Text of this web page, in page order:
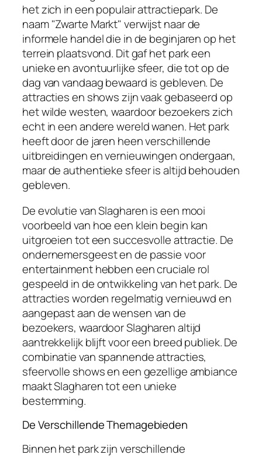
het zich in een populair attractiepark. De
naam "Zwarte Markt" verwijst naar de
informele handel die in de beginjaren op het
terrein plaatsvond. Dit gaf het park een
unieke en avontuurlijke sfeer, die tot op de
dag van vandaag bewaard is gebleven. De
attracties en shows zijn vaak gebaseerd op
het wilde westen, waardoor bezoekers zich
echt in een andere wereld wanen. Het park
heeft door de jaren heen verschillende
uitbreidingen en vernieuwingen ondergaan,
maar de authentieke sfeer is altijd behouden
gebleven.
De evolutie van Slagharen is een mooi
voorbeeld van hoe een klein begin kan
uitgroeien tot een succesvolle attractie. De
ondernemersgeest en de passie voor
entertainment hebben een cruciale rol
gespeeld in de ontwikkeling van het park. De
attracties worden regelmatig vernieuwd en
aangepast aan de wensen van de
bezoekers, waardoor Slagharen altijd
aantrekkelijk blijft voor een breed publiek. De
combinatie van spannende attracties,
sfeervolle shows en een gezellige ambiance
maakt Slagharen tot een unieke
bestemming.
De Verschillende Themagebieden
Binnen het park zijn verschillende